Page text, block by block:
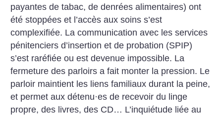
payantes de tabac, de denrées alimentaires) ont
été stoppées et l’accès aux soins s’est
complexifiée. La communication avec les services
pénitenciers d’insertion et de probation (SPIP)
s’est raréfiée ou est devenue impossible. La
fermeture des parloirs a fait monter la pression. Le
parloir maintient les liens familiaux durant la peine,
et permet aux détenu·es de recevoir du linge
propre, des livres, des CD… L’inquiétude liée au